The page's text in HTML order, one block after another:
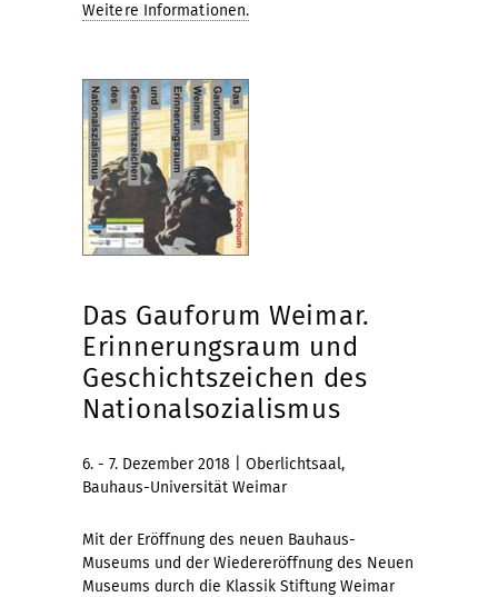
Weitere Informationen.
Das Gauforum Weimar.
Erinnerungsraum und
Geschichtszeichen des
Nationalsozialismus
6. - 7. Dezember 2018 | Oberlichtsaal,
Bauhaus-Universität Weimar
Mit der Eröffnung des neuen Bauhaus-
Museums und der Wiedereröffnung des Neuen
Museums durch die Klassik Stiftung Weimar